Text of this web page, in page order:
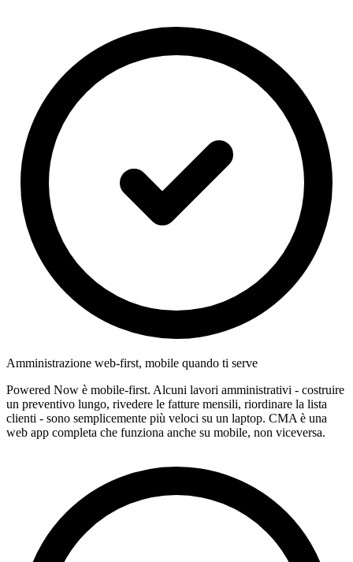
Amministrazione web-first, mobile quando ti serve
Powered Now è mobile-first. Alcuni lavori amministrativi - costruire
un preventivo lungo, rivedere le fatture mensili, riordinare la lista
clienti - sono semplicemente più veloci su un laptop. CMA è una
web app completa che funziona anche su mobile, non viceversa.